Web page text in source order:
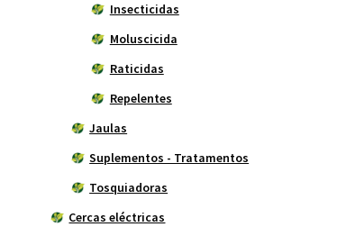
Insecticidas
Moluscicida
Raticidas
Repelentes
Jaulas
Suplementos - Tratamentos
Tosquiadoras
Cercas eléctricas